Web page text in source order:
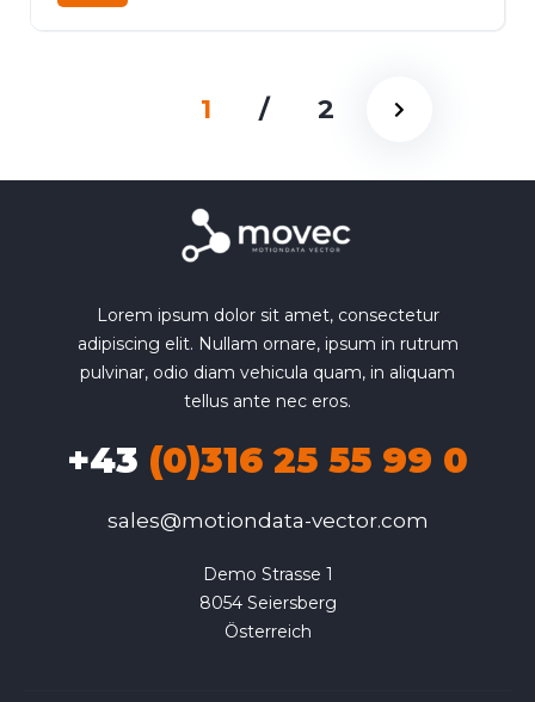
1 / 2
Lorem ipsum dolor sit amet, consectetur
adipiscing elit. Nullam ornare, ipsum in rutrum
pulvinar, odio diam vehicula quam, in aliquam
tellus ante nec eros.
+43 (0)316 25 55 99 0
sales@motiondata-vector.com
Demo Strasse 1
8054 Seiersberg
Österreich